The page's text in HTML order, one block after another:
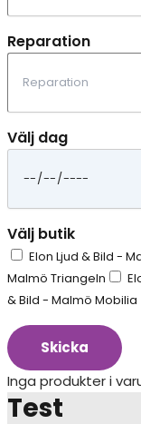
Reparation
Välj dag
Välj butik
Elon Ljud & Bild -
Malmö Triangeln
& Bild - Malmö Mobilia
Skicka
Inga produkter i
Test